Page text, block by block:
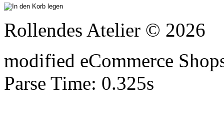
Rollendes Atelier © 2026
modified eCommerce
Parse Time: 0.325s